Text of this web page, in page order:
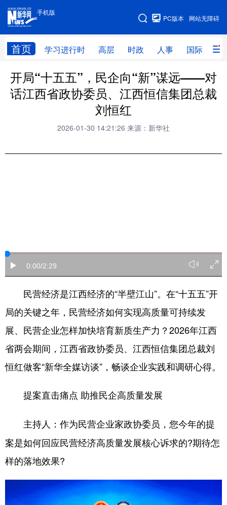
手机版
网站无障碍
PC版本
首页 学习进行时 高层 时政 人事 国际 财
手机版
网站地图
学习进行时 高层 时政 人事
国际 财经 网评 港澳
思客智库 全球连线
城市 会展
彩票 娱乐 时尚 悦读
公益 一带一路 亚太网 上市公司
文化产业
地方频道
北京 天津 河北
山东
广东 广西 海南 重庆
四川 贵州 云南 西藏
开局“十五五”，民企向“新”谋远——对
话江西省政协委员、江西恒信集团总裁
刘恒红
2026-01-30 14:21:26 来源：新华社
0:00/2:29
民营经济是江西经济的“半壁江山”。在“十五五”开
局的关键之年，民营经济如何实现高质量可持续发
展、民营企业怎样加快培育新质生产力？2026年江西
省两会期间，江西省政协委员、江西恒信集团总裁刘
恒红做客“新华全媒访谈”，畅谈企业实践和调研心得。
提案直击痛点 助推民企高质量发展
主持人： 作为民营企业家政协委员，您今年的提
案是如何回应民营经济高质量发展核心诉求的?期待怎
样的落地效果?